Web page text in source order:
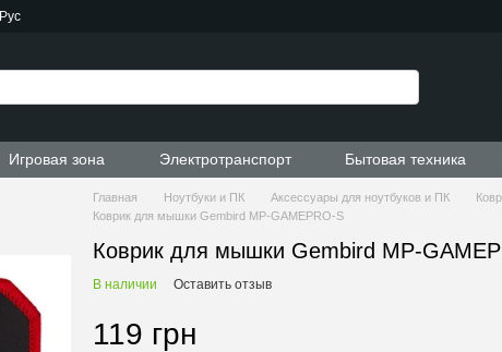
Рус
Игровая зона Электротранспорт Бытовая техника
Главная Ноутбуки и ПК Аксессуары для ноутбуков и ПК
Коврик для мышки Gembird MP-GAMEPRO-S
Коврик для мышки Gembird MP-
В наличии Оставить отзыв
119 грн